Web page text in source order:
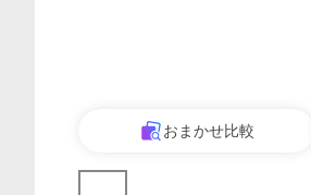
おまかせ比較